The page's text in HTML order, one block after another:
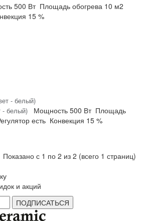
500 Вт Площадь обогрева 10 м2
15 %
- белый) Мощность 500 Вт Площадь
есть Конвекция 15 %
Показано с 1 по 2 из 2 (всего 1 страниц)
и акций